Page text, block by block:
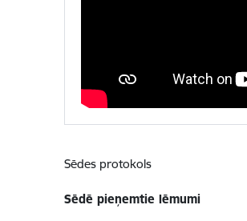
Sēdes protokols
Sēdē pieņemtie lēmumi